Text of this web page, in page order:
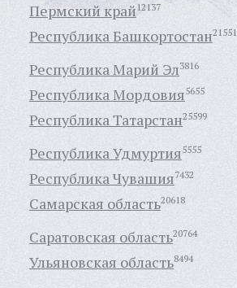
Пермский край 12137
Республика Башкортостан21551
Республика Марий Эл3816
Республика Мордовия5655
Республика Татарстан25599
Республика Удмуртия5555
Республика Чувашия7432
Самарская область20618
Саратовская область20764
Ульяновская область8494